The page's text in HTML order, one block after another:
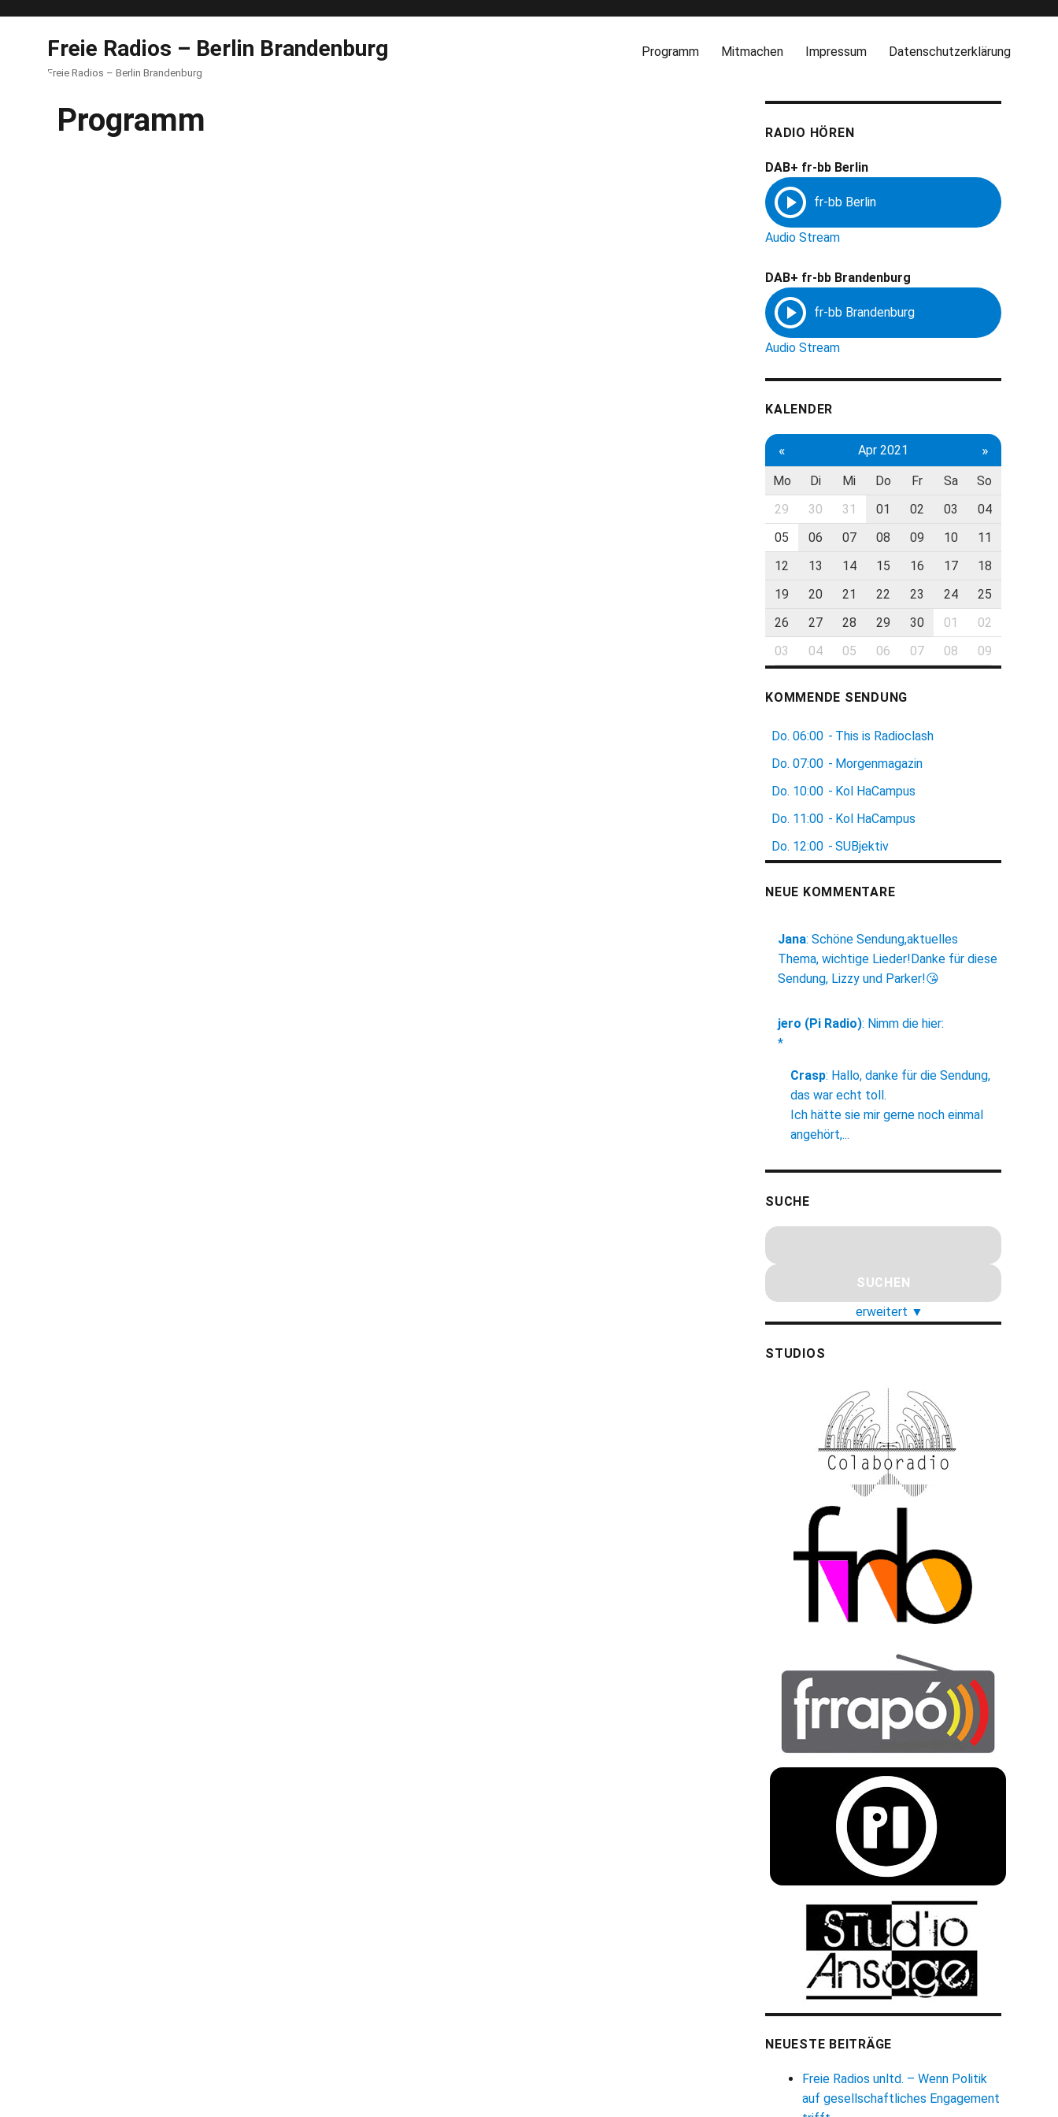
Freie Radios – Berlin Brandenburg
Freie Radios – Berlin Brandenburg
Programm Mitmachen Impressum Datenschutzerklärung
Programm RADIO HÖREN
DAB+ fr-bb Berlin
Audio Stream
DAB+ fr-bb Brandenburg
Audio Stream
KALENDER
« Apr 2021 »
Mo Di Mi Do Fr Sa
So
29
30 31 01 02 03
04
05
06 07 08 09 10
11
12
13 14 15 16 17
18
19
20 21 22 23 24
25
26
27 28 29 30 01
02
03
04 05 06 07 08 09
KOMMENDE SENDUNG
Do. 06:00 - This is Radioclash
Do. 07:00 - Morgenmagazin
Do. 10:00 - Kol HaCampus
Do. 11:00 - Kol HaCampus
Do. 12:00 - SUBjektiv
NEUE KOMMENTARE
Jana: Schöne Sendung,aktuelles
Thema, wichtige Lieder!Danke für diese
Sendung, Lizzy und Parker!😘
jero (Pi Radio): Nimm die hier:
*
Crasp: Hallo, danke für die Sendung,
das war echt toll.
Ich hätte sie mir gerne noch einmal
angehört,...
SUCHE
erweitert ▼
STUDIOS
NEUESTE BEITRÄGE
Freie Radios unltd. – Wenn Politik
auf gesellschaftliches Engagement